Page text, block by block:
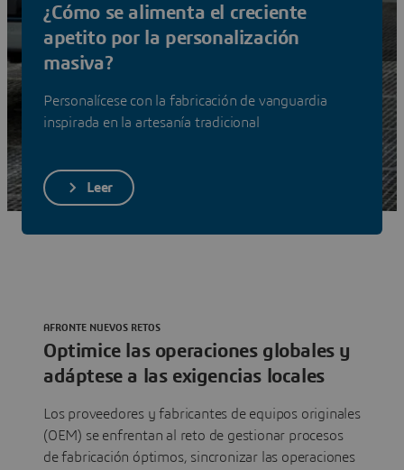
planta o entre plantas locales y globales.
Ver soluciones
¿Cómo se alimenta el creciente
apetito por la personalización
masiva?
Personalícese con la fabricación de vanguardia
inspirada en la artesanía tradicional
Leer
Optimice las operaciones globales y
adáptese a las exigencias locales
AFRONTE NUEVOS RETOS
Los proveedores y fabricantes de equipos originales
(OEM) se enfrentan al reto de gestionar procesos
de fabricación óptimos, sincronizar las operaciones